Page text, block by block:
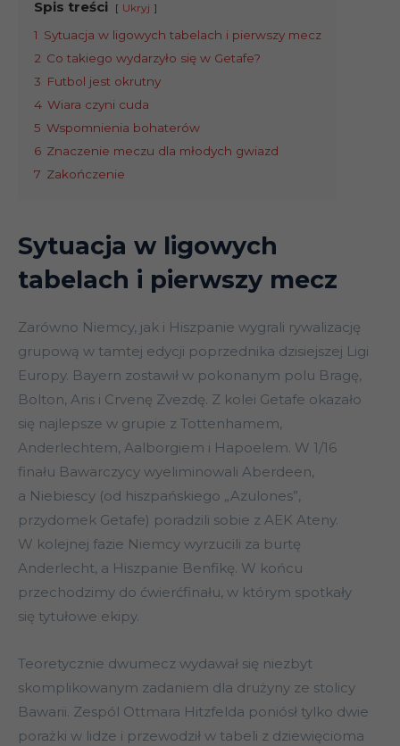
Spis treści Ukryj
1 Sytuacja w ligowych tabelach i pierwszy mecz
2 Co takiego wydarzyło się w Getafe?
3 Futbol jest okrutny
4 Wiara czyni cuda
5 Wspomnienia bohaterów
6 Znaczenie meczu dla młodych gwiazd
7 Zakończenie
Sytuacja w ligowych
tabelach i pierwszy mecz
Zarówno Niemcy, jak i Hiszpanie wygrali rywalizację
grupową w tamtej edycji poprzednika dzisiejszej Ligi
Europy. Bayern zostawił w pokonanym polu Bragę,
Bolton, Aris i Crvenę Zvezdę. Z kolei Getafe okazało
się najlepsze w grupie z Tottenhamem,
Anderlechtem, Aalborgiem i Hapoelem. W 1/16
finału Bawarczycy wyeliminowali Aberdeen,
a Niebiescy (od hiszpańskiego „Azulones”,
przydomek Getafe) poradzili sobie z AEK Ateny.
W kolejnej fazie Niemcy wyrzucili za burtę
Anderlecht, a Hiszpanie Benfikę. W końcu
przechodzimy do ćwierćfinału, w którym spotkały
się tytułowe ekipy.
Teoretycznie dwumecz wydawał się niezbyt
skomplikowanym zadaniem dla drużyny ze stolicy
Bawarii. Zespól Ottmara Hitzfelda poniósł tylko dwie
porażki w lidze i przewodził w tabeli z dziewięcioma